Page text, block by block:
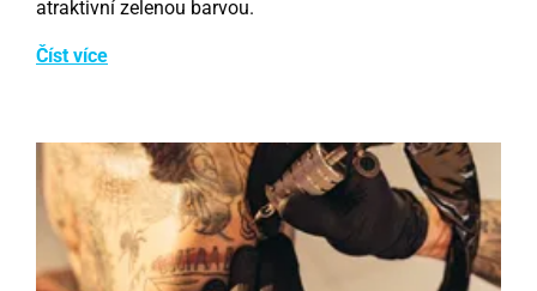
atraktivní zelenou barvou.
Číst více